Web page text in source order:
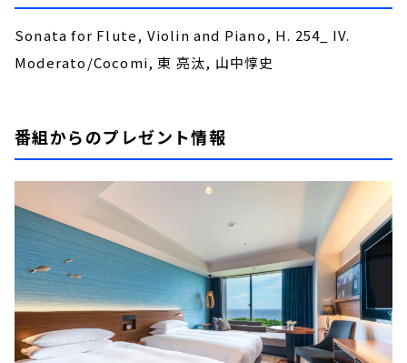
Sonata for Flute, Violin and Piano, H. 254_ IV.
Moderato/Cocomi, 東 亮汰, 山中惇史
番組からのプレゼント情報